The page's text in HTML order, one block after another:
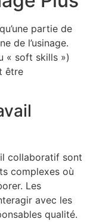
partie de
de l’usinage.
« soft skills »)
être
collaboratif sont
complexes où
Les
avec les
qualité.